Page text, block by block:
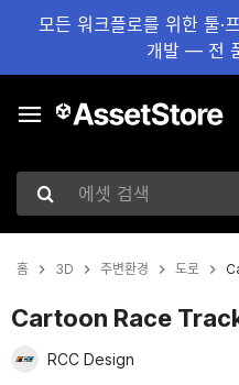
모든 워크플로를 위한 툴·
개발 — 전
에셋 검색
홈 3D 주변환경 도로
Cartoon Race
RCC Design